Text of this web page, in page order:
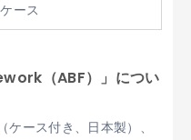
ース
（ABF）」につい
ケース付き、日本製）、